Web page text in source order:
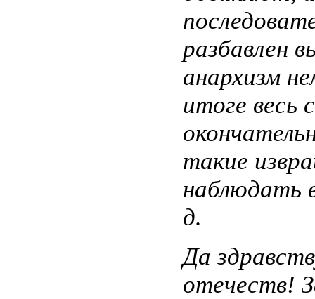
разбавлен
анархизм
итоге весь
такие
наблюдать
д.
Да
отечеств!